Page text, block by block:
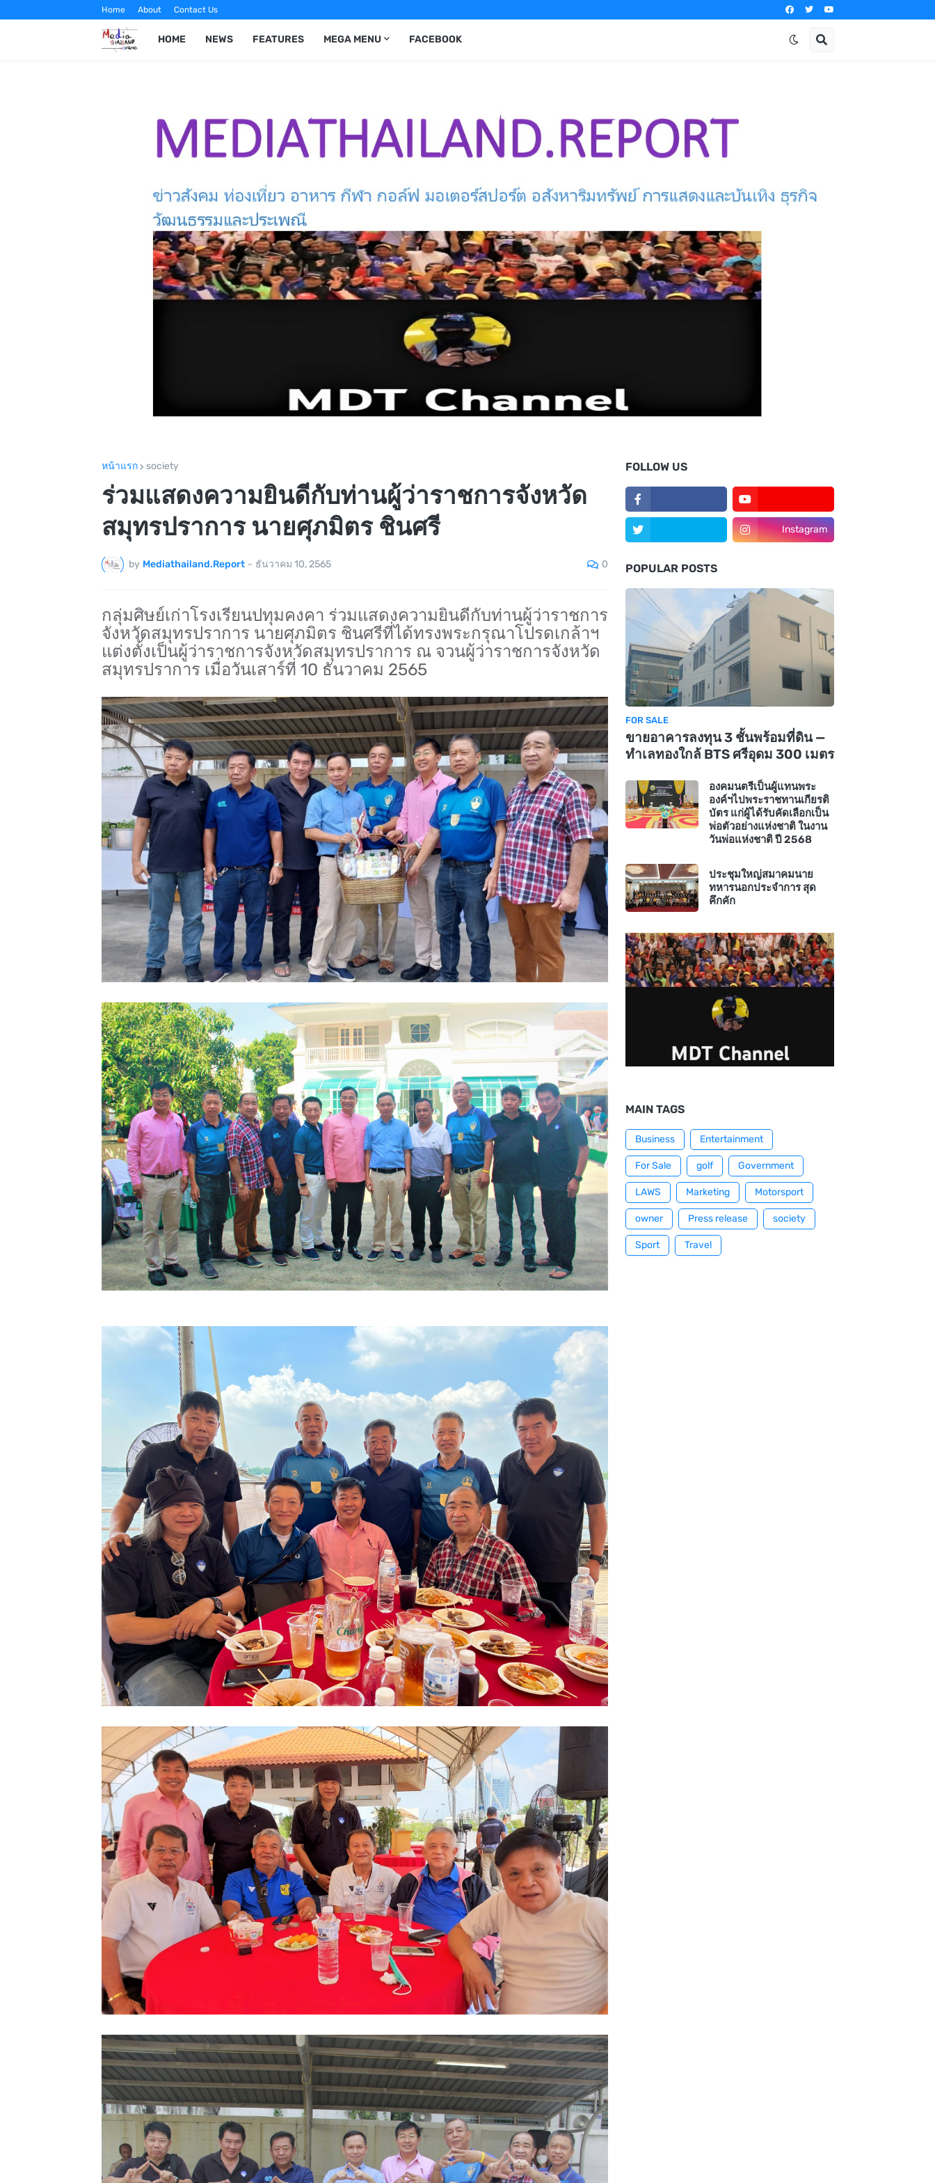
Home About Contact Us
HOME NEWS FEATURES MEGA MENU FACEBOOK
หน้าแรก society
ร่วมแสดงความยินดีกับท่านผู้ว่าราชการจังหวัด
สมุทรปราการ นายศุภมิตร ชินศรี
by Mediathailand.Report - ธันวาคม 10, 2565 0
กลุ่มศิษย์เก่าโรงเรียนปทุมคงคา ร่วมแสดงความยินดีกับท่านผู้ว่าราชการ
จังหวัดสมุทรปราการ นายศุภมิตร ชินศรีที่ได้ทรงพระกรุณา​โปรดเกล้า​ฯ​
แต่งตั้งเป็นผู้ว่าราชการ​จังหวัด​สมุทรปราการ​ ณ​ จวนผู้ว่าราชการจังหวัด​
ส​มุทรปราการ​ เมื่อวันเสาร์ที่​ 10 ธันวาคม 2565
FOLLOW US
Instagram
POPULAR POSTS
FOR SALE
ขายอาคารลงทุน 3 ชั้นพร้อมที่ดิน —
ทำเลทองใกล้ BTS ศรีอุดม 300 เมตร
องคมนตรีเป็นผู้แทนพระ
องค์ฯไปพระราชทานเกียรติ
บัตร แก่ผู้ได้รับคัดเลือกเป็น
พ่อตัวอย่างแห่งชาติ ในงาน
วันพ่อแห่งชาติ ปี 2568
ประชุมใหญ่สมาคมนาย
ทหารนอกประจำการ สุด
คึกคัก
MAIN TAGS
Business Entertainment
For Sale golf Government
LAWS Marketing Motorsport
owner Press release society
Sport Travel